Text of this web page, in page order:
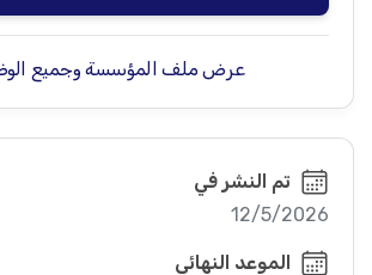
عرض ملف المؤسسة وجميع
تم النشر في
12/5/2026
الموعد النهائي